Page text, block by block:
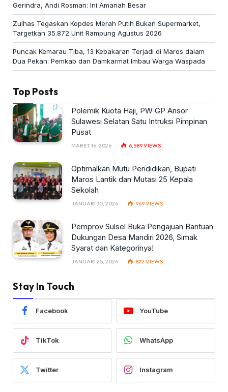
Gerindra, Andi Rosman: Ini Amanah Besar
Zulhas Tegaskan Kopdes Merah Putih Bukan Supermarket,
Targetkan 35.872 Unit Rampung Agustus 2026
Puncak Kemarau Tiba, 13 Kebakaran Terjadi di Maros dalam
Dua Pekan: Pemkab dan Damkarmat Imbau Warga Waspada
Top Posts
Polemik Kuota Haji, PW GP Ansor
Sulawesi Selatan Satu Intruksi Pimpinan
Pusat
MARET 16, 2026 6,589VIEWS
Optimalkan Mutu Pendidikan, Bupati
Maros Lantik dan Mutasi 25 Kepala
Sekolah
JANUARI 30, 2026 969VIEWS
Pemprov Sulsel Buka Pengajuan Bantuan
Dukungan Desa Mandiri 2026, Simak
Syarat dan Kategorinya!
JANUARI 25, 2026 822 VIEWS
Stay In Touch
Facebook YouTube
TikTok WhatsApp
Twitter Instagram